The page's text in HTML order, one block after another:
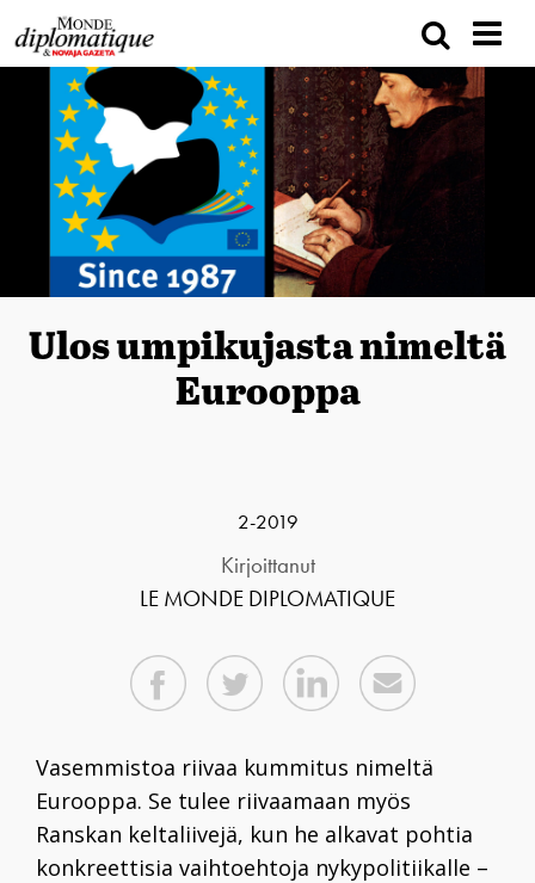
Ulos umpikujasta nimeltä
Eurooppa
2-2019
Kirjoittanut
LE MONDE DIPLOMATIQUE
Vasemmistoa riivaa kummitus nimeltä
Eurooppa. Se tulee riivaamaan myös
Ranskan keltaliivejä, kun he alkavat pohtia
konkreettisia vaihtoehtoja nykypolitiikalle –